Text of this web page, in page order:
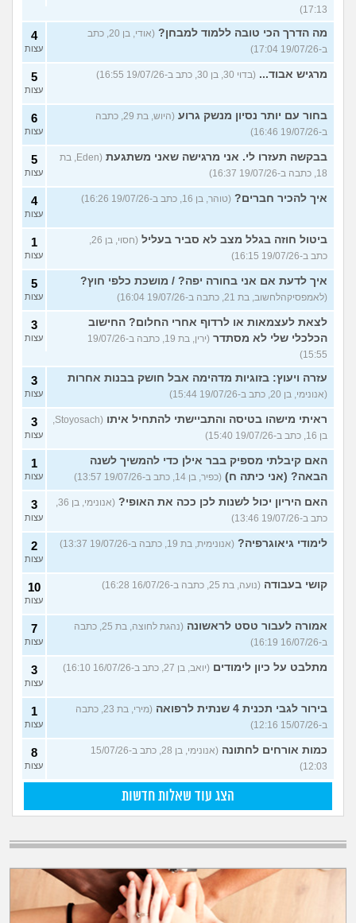
17:13)
מה הדרך הכי טובה ללמוד למבחן?
(אודי, בן 20, כתב
ב-19/07/26 17:04)
4
עצות
מרגיש אבוד... (בדוי 30, בן 30, כתב ב-19/07/26 16:55) 5
עצות
בחור עם יותר נסיון מנשק גרוע
(היוש, בת 29, כתבה
ב-19/07/26 16:46)
6
עצות
בבקשה תעזרו לי. אני מרגישה שאני משתגעת
(Eden, בת
18, כתבה ב-19/07/26 16:37)
5
עצות
איך להכיר חברים? (טוהר, בן 16, כתב ב-19/07/26 16:26) 4
עצות
ביטול חוזה בגלל מצב לא סביר בעליל
(חסוי, בן 26,
כתב ב-19/07/26 16:15)
1
עצות
איך לדעת אם אני בחורה יפה? / מושכת כלפי חוץ?
(לאמפסיקהלחשוב, בת 21, כתבה ב-19/07/26 16:04)
5
עצות
לצאת לעצמאות או לרדוף אחרי החלום? החישוב
הכלכלי שלי לא מסתדר
(ירין, בת 19, כתבה ב-19/07/26
15:55)
3
עצות
עזרה ויעוץ: בזוגיות מדהימה אבל חושק בבנות אחרות
(אנונימי, בן 20, כתב ב-19/07/26 15:44)
3
עצות
ראיתי מישהו בטיסה והתביישתי להתחיל איתו
(Stoyosach,
בן 16, כתב ב-19/07/26 15:40)
3
עצות
האם קיבלתי מספיק בבר אילן כדי להמשיך לשנה
הבאה? (אני כיתה ח) (כפיר, בן 14, כתב ב-19/07/26 13:57)
1
עצות
האם היריון יכול לשנות לכן ככה את האופי?
(אנונימי, בן 36,
כתב ב-19/07/26 13:46)
3
עצות
לימודי גיאוגרפיה? (אנונימית, בת 19, כתבה ב-19/07/26 13:37) 2
עצות
קושי בעבודה (נועה, בת 25, כתבה ב-16/07/26 16:28) 10
עצות
אמורה לעבור טסט לראשונה
(נהגת לחוצה, בת 25, כתבה
ב-16/07/26 16:19)
7
עצות
מתלבט על כיון לימודים (יואב, בן 27, כתב ב-16/07/26 16:10) 3
עצות
בירור לגבי תכנית 4 שנתית לרפואה
(מירי, בת 23, כתבה
ב-15/07/26 12:16)
1
עצות
כמות אורחים לחתונה
(אנונימי, בן 28, כתב ב-15/07/26
12:03)
8
עצות
הצג עוד שאלות חדשות